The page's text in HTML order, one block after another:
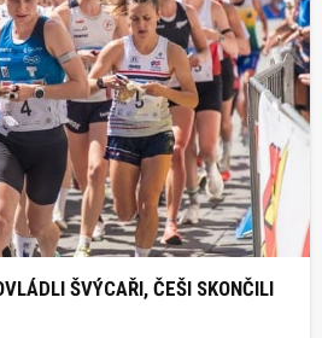
ŠVÝCAŘI, ČEŠI SKONČILI